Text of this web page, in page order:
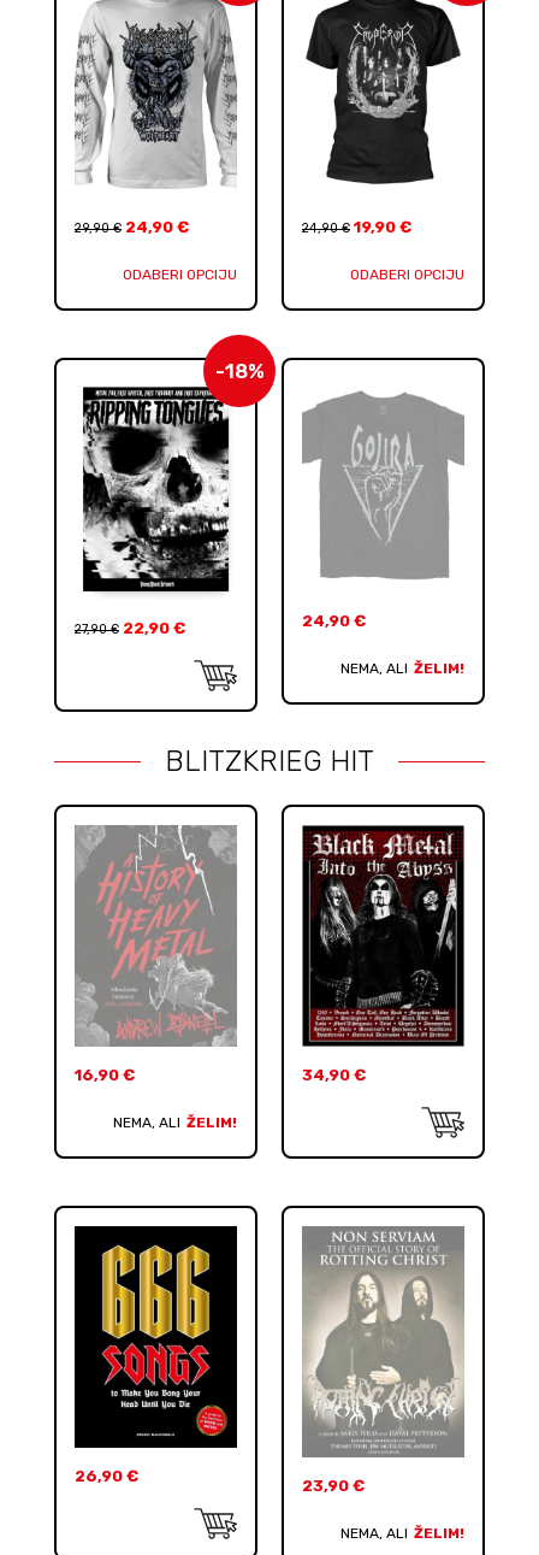
29,90€ 24,90 €
ODABERI OPCIJU
24,90€ 19,90 €
ODABERI OPCIJU
-18%
27,90€ 22,90 € 24,90 €
NEMA, ALI ŽELIM!
BLITZKRIEG HIT
16,90 €
NEMA, ALI ŽELIM!
34,90 €
26,90 € 23,90 €
NEMA, ALI ŽELIM!